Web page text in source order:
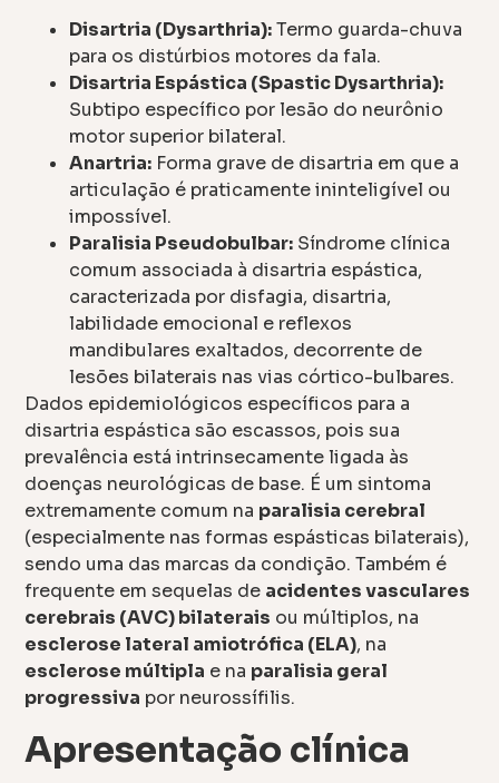
Disartria (Dysarthria):Termo guarda-chuva
para os distúrbios motores da fala.
Disartria Espástica (Spastic Dysarthria):
Subtipo específico por lesão do neurônio
motor superior bilateral.
Anartria: Forma grave de disartria em que a
articulação é praticamente ininteligível ou
impossível.
Paralisia Pseudobulbar: Síndrome clínica
comum associada à disartria espástica,
caracterizada por disfagia, disartria,
labilidade emocional e reflexos
mandibulares exaltados, decorrente de
lesões bilaterais nas vias córtico-bulbares.
Dados epidemiológicos específicos para a
disartria espástica são escassos, pois sua
prevalência está intrinsecamente ligada às
doenças neurológicas de base. É um sintoma
extremamente comum na paralisia cerebral
(especialmente nas formas espásticas bilaterais),
sendo uma das marcas da condição. Também é
frequente em sequelas de acidentes vasculares
cerebrais (AVC) bilaterais ou múltiplos, na
esclerose lateral amiotrófica (ELA), na
esclerose múltipla e na paralisia geral
progressiva por neurossífilis.
Apresentação clínica